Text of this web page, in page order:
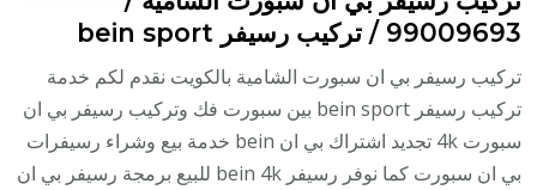
99009693 / تركيب رسيفر bein sport
تركيب رسيفر بي ان سبورت الشامية بالكويت نقدم لكم خدمة
تركيب رسيفر bein sport بين سبورت فك وتركيب رسيفر بي ان
سبورت 4k تجديد اشتراك بي ان bein خدمة بيع وشراء رسيفرات
بي ان سبورت كما نوفر رسيفر bein 4k للبيع برمجة رسيفر بي ان